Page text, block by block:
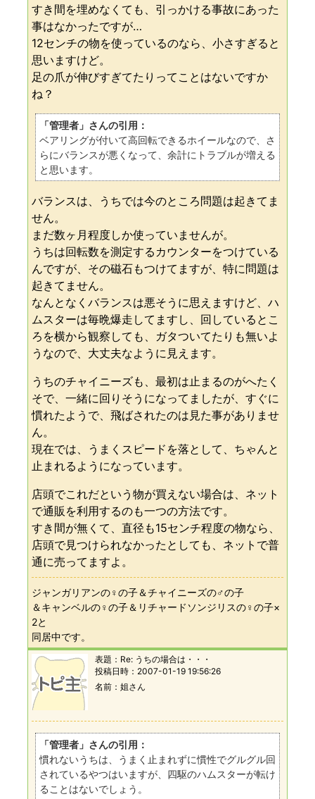
すき間を埋めなくても、引っかける事故にあった
事はなかったですが…
12センチの物を使っているのなら、小さすぎると
思いますけど。
足の爪が伸びすぎてたりってことはないですか
ね？
「管理者」さんの引用：
ベアリングが付いて高回転できるホイールなので、さ
らにバランスが悪くなって、余計にトラブルが増える
と思います。
バランスは、うちでは今のところ問題は起きてま
せん。
まだ数ヶ月程度しか使っていませんが。
うちは回転数を測定するカウンターをつけている
んですが、その磁石もつけてますが、特に問題は
起きてません。
なんとなくバランスは悪そうに思えますけど、ハ
ムスターは毎晩爆走してますし、回しているとこ
ろを横から観察しても、ガタついてたりも無いよ
うなので、大丈夫なように見えます。
うちのチャイニーズも、最初は止まるのがへたく
そで、一緒に回りそうになってましたが、すぐに
慣れたようで、飛ばされたのは見た事がありませ
ん。
現在では、うまくスピードを落として、ちゃんと
止まれるようになっています。
店頭でこれだという物が買えない場合は、ネット
で通販を利用するのも一つの方法です。
すき間が無くて、直径も15センチ程度の物なら、
店頭で見つけられなかったとしても、ネットで普
通に売ってますよ。
ジャンガリアンの♀の子＆チャイニーズの♂の子
＆キャンベルの♀の子＆リチャードソンジリスの♀の子×
2と
同居中です。
表題： Re: うちの場合は・・・
投稿日時： 2007-01-19 19:56:26
名前
姐さん
「管理者」さんの引用：
慣れないうちは、うまく止まれずに慣性でグルグル回
されているやつはいますが、四駆のハムスターが転け
ることはないでしょう。